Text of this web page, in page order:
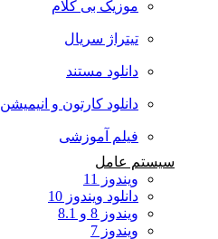
موزیک بی کلام
تیتراژ سریال
دانلود مستند
دانلود کارتون و انیمیشن
فیلم آموزشی
سیستم عامل
ویندوز 11
دانلود ویندوز 10
ویندوز 8 و 8.1
ویندوز 7